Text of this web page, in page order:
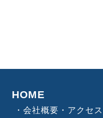
HOME
会社概要・アクセス